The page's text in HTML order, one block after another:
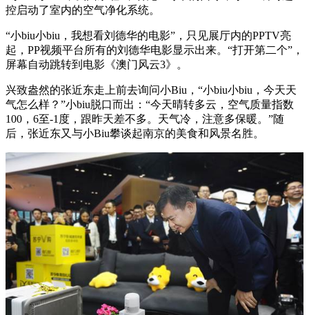
控启动了室内的空气净化系统。
“小biu小biu，我想看刘德华的电影”，只见展厅内的PPTV亮
起，PP视频平台所有的刘德华电影显示出来。“打开第二个”，
屏幕自动跳转到电影《澳门风云3》。
兴致盎然的张近东走上前去询问小Biu，“小biu小biu，今天天
气怎么样？”小biu脱口而出：“今天晴转多云，空气质量指数
100，6至-1度，跟昨天差不多。天气冷，注意多保暖。”随
后，张近东又与小Biu攀谈起南京的美食和风景名胜。